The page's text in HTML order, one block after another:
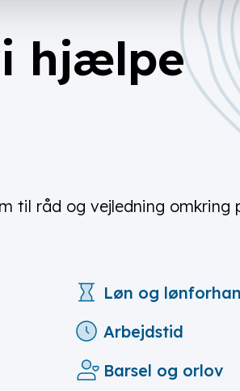
hjælpe
til råd og vejledning omkring
Løn og
Arbejdstid
Barsel og orlov